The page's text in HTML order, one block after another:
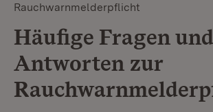
Rauchwarnmelderpflicht
Häufige Fragen und
Antworten zur